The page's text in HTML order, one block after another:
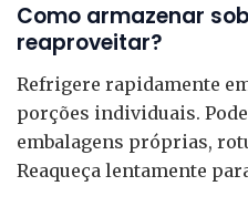
Como armazenar
reaproveitar?
Refrigere rapidamente
porções individuais.
embalagens próprias,
Reaqueça lentamente